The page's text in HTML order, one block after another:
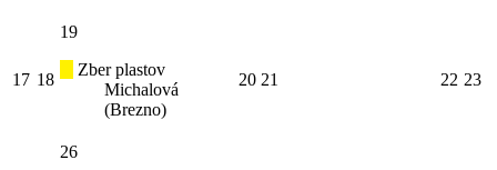
17 18
19
Zber plastov
Michalová
(Brezno)
20 21 22 23
26